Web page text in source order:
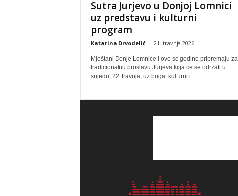
Sutra Jurjevo u Donjoj Lomnici
uz predstavu i kulturni
program
Katarina Drvodelić - 21. travnja 2026
Mještani Donje Lomnice i ove se godine pripremaju za
tradicionalnu proslavu Jurjeva koja će se održati u
srijedu, 22. travnja, uz bogat kulturni i...